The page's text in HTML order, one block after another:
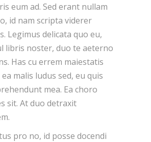
eum ad. Sed erant nullam
id nam scripta viderer
Legimus delicata quo eu,
libris noster, duo te aeterno
Has cu errem maiestatis
malis ludus sed, eu quis
mea. Ea choro
sit. At duo detraxit
pro no, id posse docendi